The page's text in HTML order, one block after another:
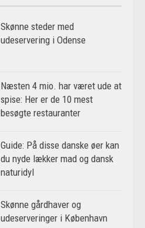
Skønne steder med
udeservering i Odense
Næsten 4 mio. har været ude at
spise: Her er de 10 mest
besøgte restauranter
Guide: På disse danske øer kan
du nyde lækker mad og dansk
naturidyl
Skønne gårdhaver og
udeserveringer i København